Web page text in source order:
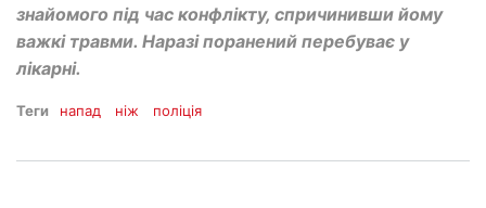
знайомого під час конфлікту, спричинивши йому
важкі травми. Наразі поранений перебуває у
лікарні.
Теги напад ніж поліція